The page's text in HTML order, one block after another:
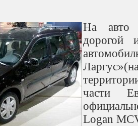
На авто
дорогой
части
Logan